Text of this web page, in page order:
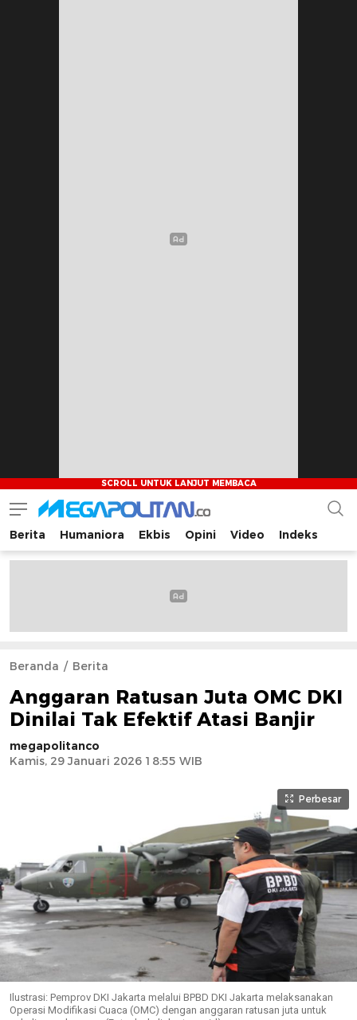
Megapolitan.co
Menyajikan berita-berita fakta bagi pembaca
Berita Humaniora Ekbis Opini Video Indeks
Beranda Berita
Anggaran Ratusan Juta OMC DKI
Dinilai Tak Efektif Atasi Banjir
megapolitanco
Kamis, 29 Januari 2026 18:55 WIB
Perbesar
Ilustrasi: Pemprov DKI Jakarta melalui BPBD DKI Jakarta melaksanakan
Operasi Modifikasi Cuaca (OMC) dengan anggaran ratusan juta untuk